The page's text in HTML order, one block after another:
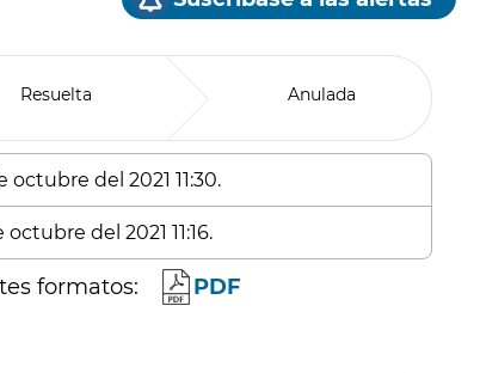
Resuelta Anulada
del 2021 11:30.
del 2021 11:16.
formatos: PDF